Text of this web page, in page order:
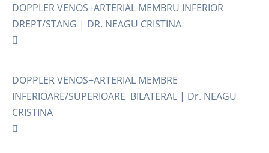
DOPPLER VENOS+ARTERIAL MEMBRU INFERIOR
DREPT/STANG | DR. NEAGU CRISTINA
DOPPLER VENOS+ARTERIAL MEMBRE
INFERIOARE/SUPERIOARE BILATERAL | Dr. NEAGU
CRISTINA